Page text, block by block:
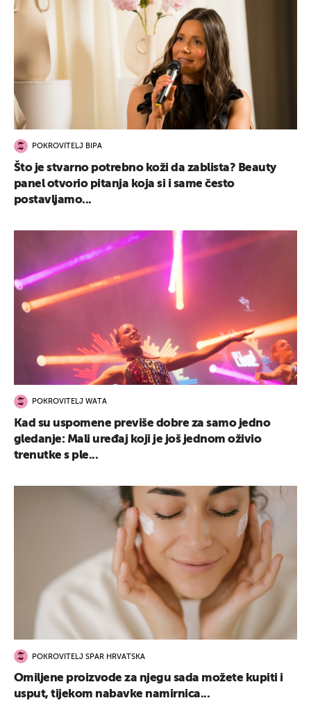
POKROVITELJ BIPA
Što je stvarno potrebno koži da zablista? Beauty
panel otvorio pitanja koja si i same često
postavljamo...
POKROVITELJ WATA
Kad su uspomene previše dobre za samo jedno
gledanje: Mali uređaj koji je još jednom oživio
trenutke s ple...
POKROVITELJ SPAR HRVATSKA
Omiljene proizvode za njegu sada možete kupiti i
usput, tijekom nabavke namirnica...